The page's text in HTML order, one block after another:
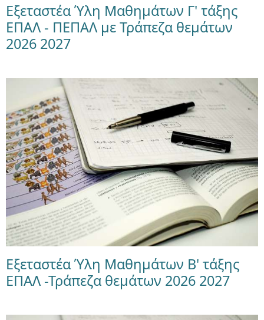
Εξεταστέα Ύλη Μαθημάτων Γ' τάξης
ΕΠΑΛ - ΠΕΠΑΛ με Τράπεζα θεμάτων
2026 2027
Εξεταστέα Ύλη Μαθημάτων Β' τάξης
ΕΠΑΛ -Τράπεζα θεμάτων 2026 2027